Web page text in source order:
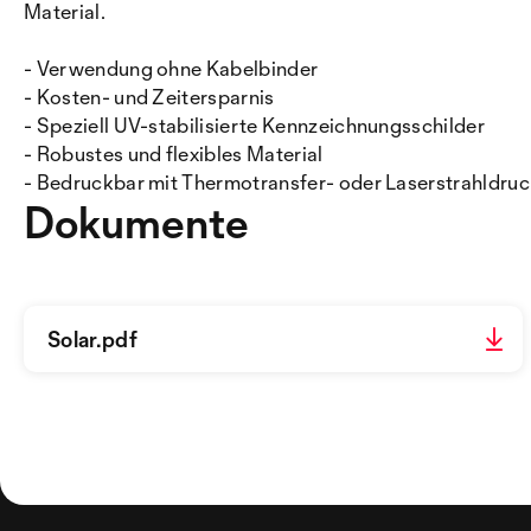
Material.
- Verwendung ohne Kabelbinder
- Kosten- und Zeitersparnis
- Speziell UV-stabilisierte Kennzeichnungsschilder
- Robustes und flexibles Material
- Bedruckbar mit Thermotransfer- oder
Dokumente
Solar.pdf